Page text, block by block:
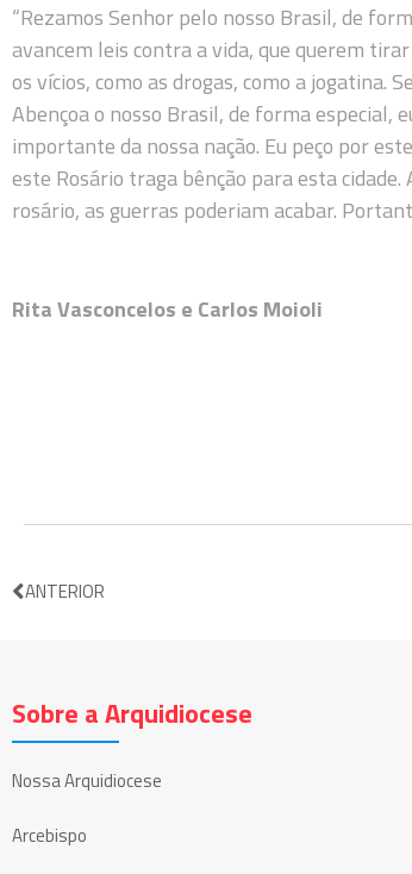
“Rezamos Senhor pelo nosso Brasil, de
avancem leis contra a vida, que querem
os vícios, como as drogas, como a jogatina.
Abençoa o nosso Brasil, de forma especial,
importante da nossa nação. Eu peço por
este Rosário traga bênção para esta
rosário, as guerras poderiam acabar.
Rita Vasconcelos e Carlos Moioli
ANTERIOR
Sobre a Arquidiocese
Nossa Arquidiocese
Arcebispo